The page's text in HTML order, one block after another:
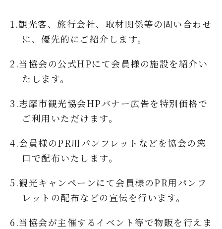
1.観光客、旅行会社、取材関係等の問い合わせ
に、優先的にご紹介します。
2.当協会の公式HPにて会員様の施設を紹介い
たします。
3.志摩市観光協会HPバナー広告を特別価格で
ご利用いただけます。
4.会員様のPR用パンフレットなどを協会の窓
口で配布いたします。
5.観光キャンペーンにて会員様のPR用パンフ
レットの配布などの宣伝を行います。
6.当協会が主催するイベント等で物販を行えま